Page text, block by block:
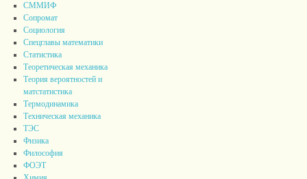
СММИФ
Сопромат
Социология
Спецглавы математики
Статистика
Теоретическая механика
Теория вероятностей и
матстатистика
Термодинамика
Техническая механика
ТЭС
Физика
Философия
ФОЭТ